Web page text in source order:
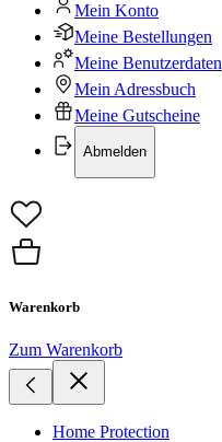
Mein Konto
Meine Bestellungen
Meine Benutzerdaten
Mein Adressbuch
Meine Gutscheine
Abmelden
Warenkorb
Zum Warenkorb
Home Protection